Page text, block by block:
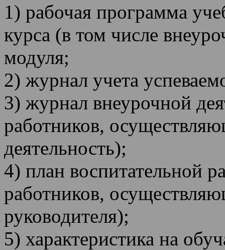
1) рабочая программа
курса (в том числе
модуля;
2) журнал учета
3) журнал внеурочной
работников,
деятельность);
4) план воспитательной
работников,
руководителя);
5) характеристика на